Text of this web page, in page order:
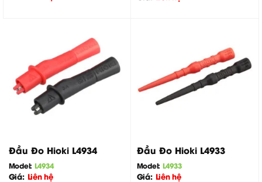
Đầu Đo Hioki L4934
Model: L4934
Giá: Liên hệ
Đầu Đo Hioki L4933
Model: L4933
Giá: Liên hệ